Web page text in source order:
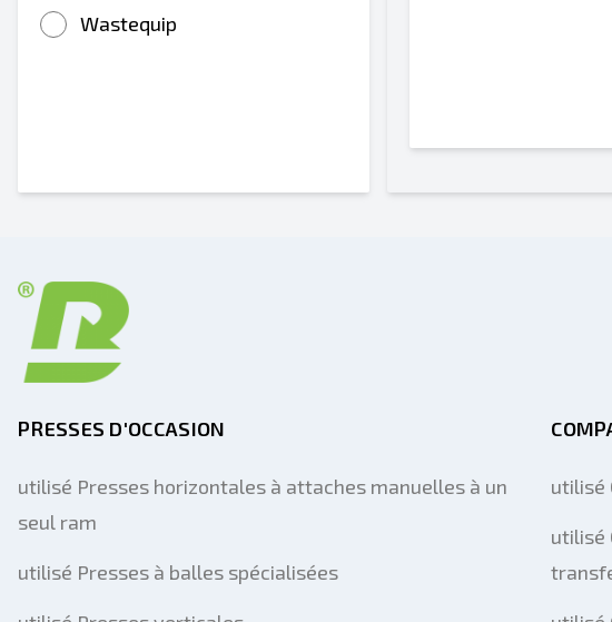
Wastequip
PRESSES D'OCCASION
utilisé Presses horizontales à attaches manuelles à un
seul ram
utilisé Presses à balles spécialisées
utilisé
utilisé